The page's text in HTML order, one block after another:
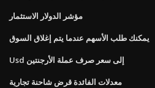
مؤشر الدولار الاستثمار
يمكنك طلب الأسهم عندما يتم إغلاق السوق
Usd إلى سعر صرف عملة الأرجنتين
معدلات الفائدة قرض شاحنة تجارية